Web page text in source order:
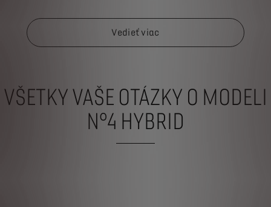
Vedieť viac
VŠETKY VAŠE OTÁZKY O MODELI
N°4 HYBRID